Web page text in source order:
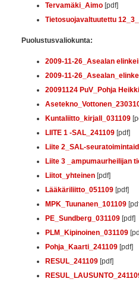
Tervamäki_Aimo [pdf]
Tietosuojavaltuutettu
Puolustusvaliokunta:
2009-11-26_Asealan
2009-11-
20091124 PuV_Pohja
Kuntaliitto_kirjall_031109
LIITE 1 -SAL_241109 [pdf]
Liite 2_SAL-
Liite 3 _ampumaurheilijan
Liitot_yhteinen [pdf]
Lääkäriliitto_051109 [pdf]
MPK_Tuunanen_101109
PE_Sundberg_031109 [pdf]
PLM_Kipinoinen_031109
Pohja_Kaarti_241109 [pdf]
RESUL_241109 [pdf]